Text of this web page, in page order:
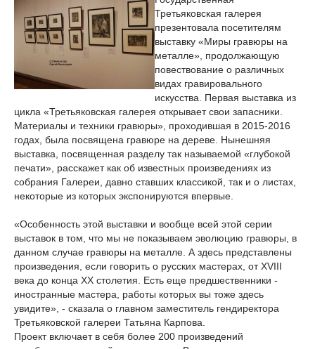
Третьяковская галерея
презентовала посетителям
выставку «Миры гравюры на
металле», продолжающую
повествование о различных
видах гравировального
искусства. Первая выставка из
цикла «Третьяковская галерея открывает свои запасники.
Материалы и техники гравюры», проходившая в 2015-2016
годах, была посвящена гравюре на дереве. Нынешняя
выставка, посвященная разделу так называемой «глубокой
печати», расскажет как об известных произведениях из
собрания Галереи, давно ставших классикой, так и о листах,
некоторые из которых экспонируются впервые.
«Особенность этой выставки и вообще всей этой серии
выставок в том, что мы не показываем эволюцию гравюры, в
данном случае гравюры на металле. А здесь представлены
произведения, если говорить о русских мастерах, от XVIII
века до конца XX столетия. Есть еще предшественники -
иностранные мастера, работы которых вы тоже здесь
увидите», - сказала о главном заместитель гендиректора
Третьяковской галереи Татьяна Карпова.
Проект включает в себя более 200 произведений